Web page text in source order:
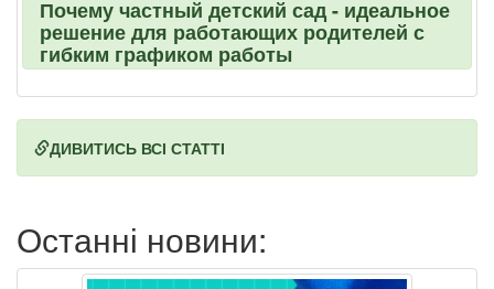
Почему частный детский сад - идеальное
решение для работающих родителей с
гибким графиком работы
ДИВИТИСЬ ВСІ СТАТТІ
Останні новини: